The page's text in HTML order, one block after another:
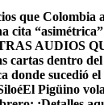
que Colombia
cita
AUDIOS
cartas dentro
donde sucedió
El Pigüino